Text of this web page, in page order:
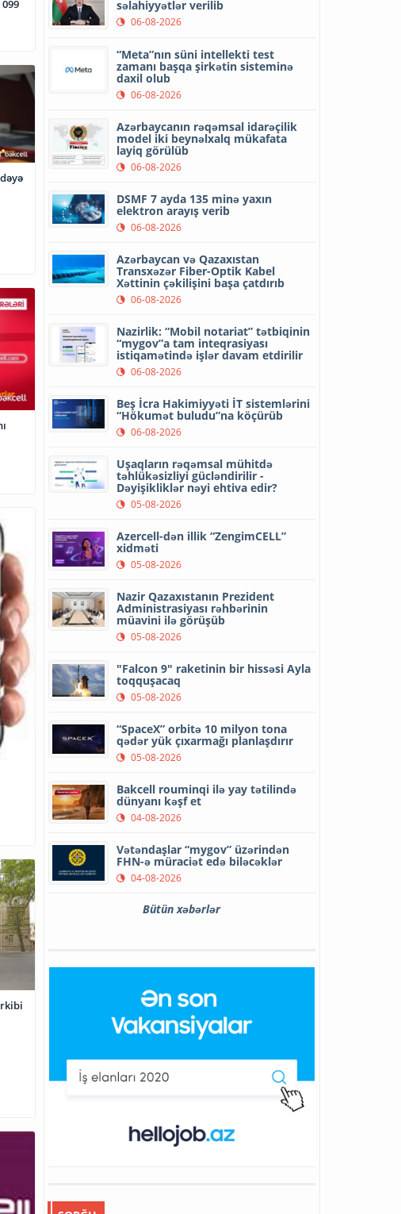
səlahiyyətlər verilib
06-08-2026
“Meta”nın süni intellekti test
zamanı başqa şirkətin sisteminə
daxil olub
06-08-2026
Azərbaycanın rəqəmsal idarəçilik
model iki beynəlxalq mükafata
layiq görülüb
06-08-2026
DSMF 7 ayda 135 minə yaxın
elektron arayış verib
06-08-2026
Azərbaycan və Qazaxıstan
Transxəzər Fiber-Optik Kabel
Xəttinin çəkilişini başa çatdırıb
06-08-2026
Nazirlik: “Mobil notariat” tətbiqinin
“mygov”a tam inteqrasiyası
istiqamətində işlər davam etdirilir
06-08-2026
Beş İcra Hakimiyyəti İT sistemlərini
“Hökumət buludu”na köçürüb
06-08-2026
Uşaqların rəqəmsal mühitdə
təhlükəsizliyi gücləndirilir -
Dəyişikliklər nəyi ehtiva edir?
05-08-2026
Azercell-dən illik “ZengimCELL”
xidməti
05-08-2026
Nazir Qazaxıstanın Prezident
Administrasiyası rəhbərinin
müavini ilə görüşüb
05-08-2026
"Falcon 9" raketinin bir hissəsi Ayla
toqquşacaq
05-08-2026
“SpaceX” orbitə 10 milyon tona
qədər yük çıxarmağı planlaşdırır
05-08-2026
Bakcell rouminqi ilə yay tətilində
dünyanı kəşf et
04-08-2026
Vətəndaşlar “mygov” üzərindən
FHN-ə müraciət edə biləcəklər
04-08-2026
Bütün xəbərlər